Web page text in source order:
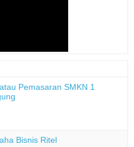
Pemasaran SMKN 1
Bisnis Ritel